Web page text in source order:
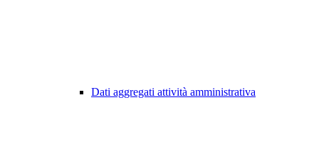
Dati aggregati attività amministrativa